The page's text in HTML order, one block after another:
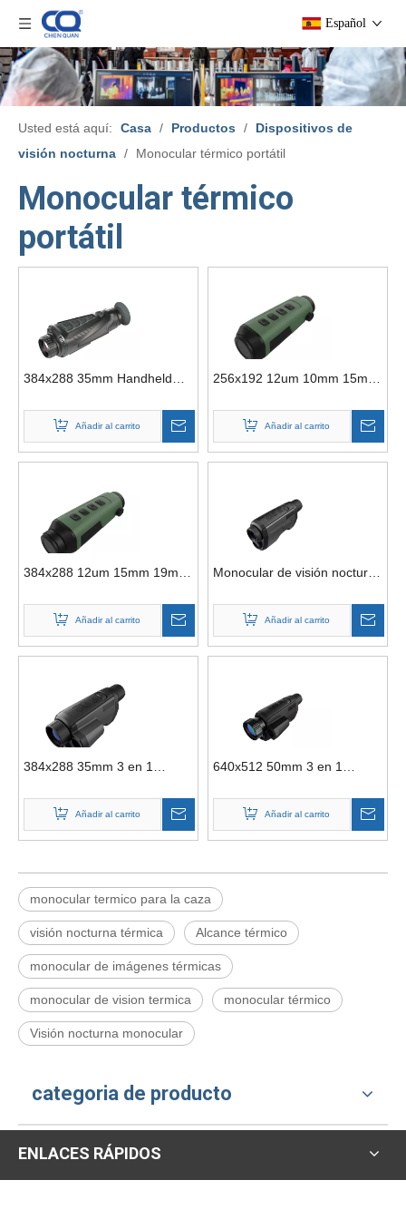
Español
Usted está aquí: Casa / Productos /
Dispositivos de
visión nocturna / Monocular térmico portátil
Monocular térmico
portátil
384x288 35mm Handheld
Infrarrojo Night Vision Scope
Añadir al carrito
256x192 12um 10mm 15mm
nocturna térmica portátil
Añadir al carrito
384x288 12um 15mm 19mm
video portátil Monocular de
Añadir al carrito
Monocular de visión nocturna
portátil 2 en 1 de 384x288
Añadir al carrito
384x288 35mm 3 en 1
Cámara termográfica
Añadir al carrito
640x512 50mm 3 en 1
de pista de punto caliente de
Añadir al carrito
monocular termico para la caza
visión nocturna térmica Alcance térmico
monocular de imágenes térmicas
monocular de vision termica monocular térmico
Visión nocturna monocular
categoria de producto
ENLACES RÁPIDOS